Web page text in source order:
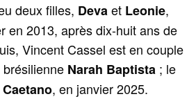
deux filles, Devaet Leonie,
en 2013, après dix-huit ans de
Vincent Cassel est en couple
Narah Baptista ; le
Caetano, en janvier 2025.